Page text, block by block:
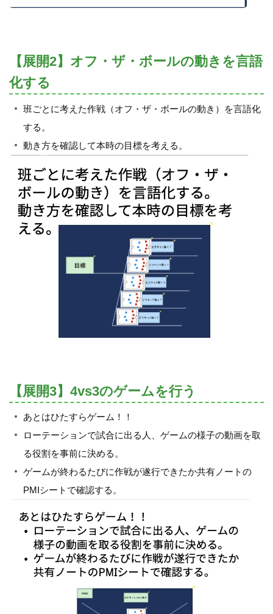
【展開2】オフ・ザ・ボールの動きを言語
化する
班ごとに考えた作戦（オフ・ザ・ボールの動き）を言語化
する。
動き方を確認して本時の目標を考える。
【展開3】4vs3のゲームを行う
あとはひたすらゲーム！！
ローテーションで試合に出る人、ゲームの様子の動画を取
る役割を事前に決める。
ゲームが終わるたびに作戦が遂行できたか共有ノートの
PMIシートで確認する。